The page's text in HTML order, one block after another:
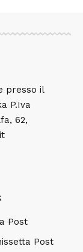
presso il
P.Iva
62,
Post
Post